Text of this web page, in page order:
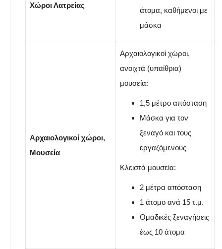
Χώροι Λατρείας
άτομα, καθήμενοι με
μάσκα
Αρχαιολογικοί χώροι,
Μουσεία
Αρχαιολογικοί χώροι,
ανοιχτά (υπαίθρια)
μουσεία:
1,5 μέτρο απόσταση
Μάσκα για τον
ξεναγό και τους
εργαζόμενους
Κλειστά μουσεία:
2 μέτρα απόσταση
1 άτομο ανά 15 τ.μ.
Ομαδικές ξεναγήσεις
έως 10 άτομα